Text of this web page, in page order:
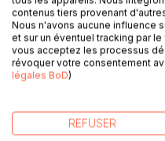
On ne se remet pas de la
C'est un tsunami qui fait
Deuil périnatal, deux mots
projets qui s'envolent, un
de ne plus jamais réussir à
contenus tiers provenant
Nous n'avons aucune influence
et sur un éventuel tracking par
vous acceptez les processus
révoquer votre consentement
légales BoD)
REFUSER